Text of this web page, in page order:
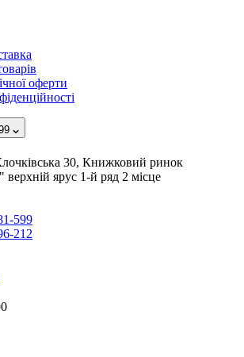
оферти
30, Книжковий ринок
ярус 1-й ряд 2 місце
599
212